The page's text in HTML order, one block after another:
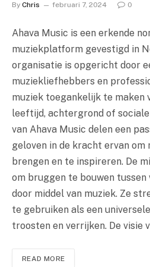
By Chris februari 7, 2024 0
Ahava Music is een erkende
muziekplatform gevestigd in
organisatie is opgericht door
muziekliefhebbers en
muziek toegankelijk te maken
leeftijd, achtergrond of
van Ahava Music delen een
geloven in de kracht ervan om
brengen en te inspireren. De
om bruggen te bouwen
door middel van muziek. Ze
te gebruiken als een
troosten en verrijken. De visie
READ MORE